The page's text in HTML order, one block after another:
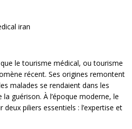
le tourisme médical, ou tourisme
récent. Ses origines remontent
malades se rendaient dans les
guérison. À l’époque moderne, le
piliers essentiels : l’expertise et